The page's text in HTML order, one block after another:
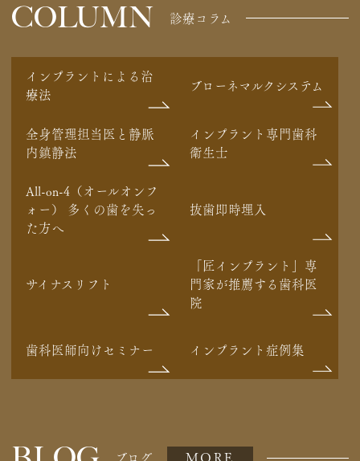
COLUMN 診療コラム
インプラントによる治
療法
ブローネマルクシステム
全身管理担当医と静脈
内鎮静法
インプラント専門歯科
衛生士
All-on-4（オールオンフ
ォー） 多くの歯を失っ
た方へ
抜歯即時埋入
サイナスリフト
「匠インプラント」専
門家が推薦する歯科医
院
歯科医師向けセミナー インプラント症例集
ブログ MORE